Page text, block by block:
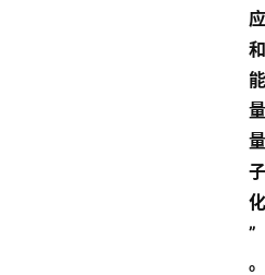
应
和
能
量
量
子
化
”
。